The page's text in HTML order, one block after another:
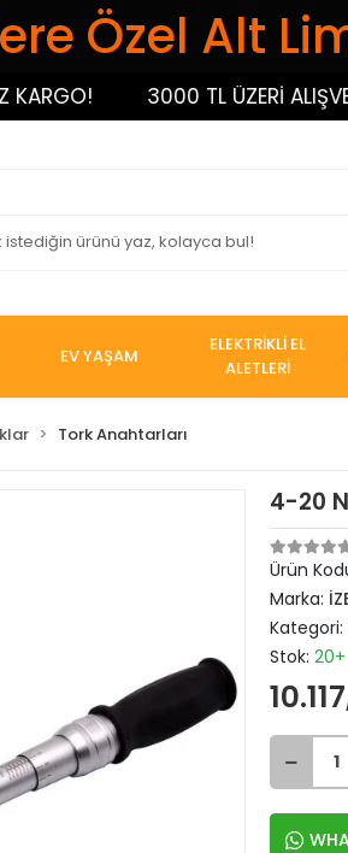
Özel Alt
3000 TL ÜZERİ
EV YAŞAM
ELEKTRİKLİ EL
ALETLERİ
Tork Anahtarları
4-20
Ürün
Marka:
Kategori:
Stok: 20+